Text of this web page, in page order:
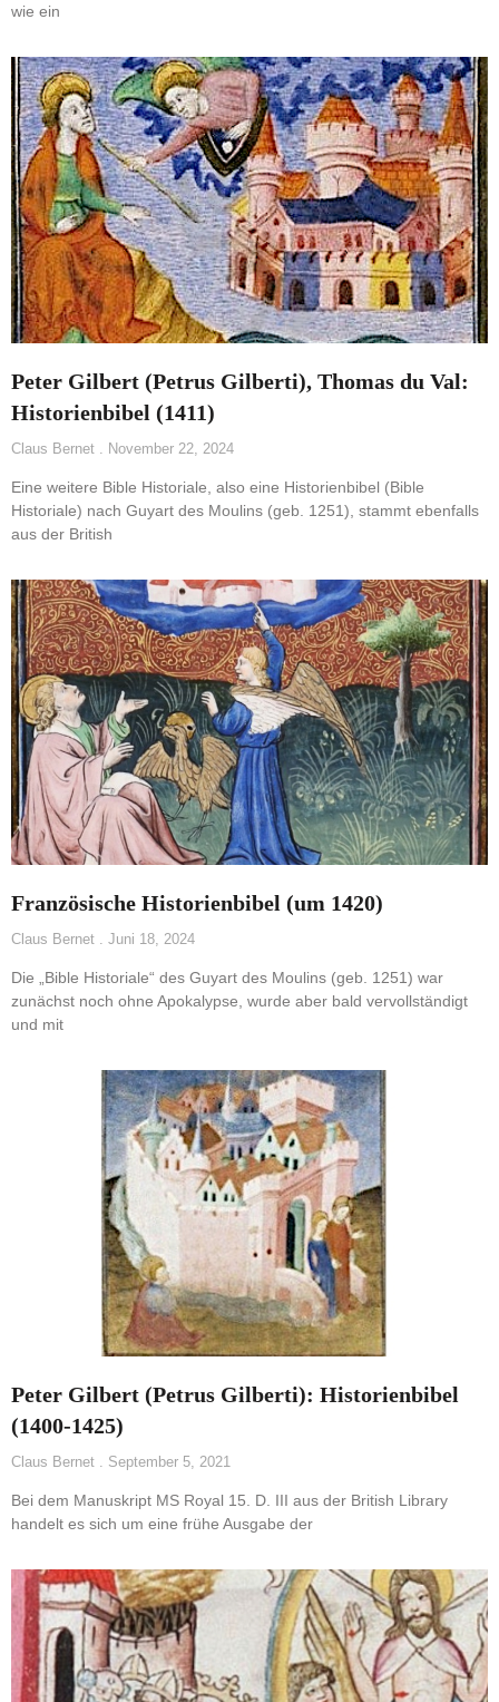
wie ein
Peter Gilbert (Petrus Gilberti), Thomas du Val:
Historienbibel (1411)
Claus Bernet November 22, 2024
Eine weitere Bible Historiale, also eine Historienbibel (Bible
Historiale) nach Guyart des Moulins (geb. 1251), stammt ebenfalls
aus der British
Französische Historienbibel (um 1420)
Claus Bernet Juni 18, 2024
Die „Bible Historiale“ des Guyart des Moulins (geb. 1251) war
zunächst noch ohne Apokalypse, wurde aber bald vervollständigt
und mit
Peter Gilbert (Petrus Gilberti): Historienbibel
(1400-1425)
Claus Bernet September 5, 2021
Bei dem Manuskript MS Royal 15. D. III aus der British Library
handelt es sich um eine frühe Ausgabe der